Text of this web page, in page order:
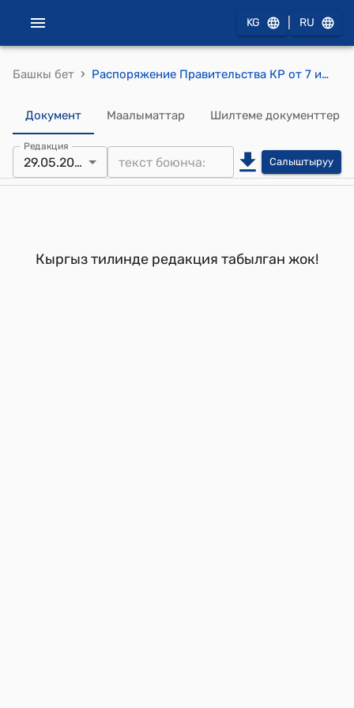
KG RU
Башкы бет › Распоряжение Правительства КР от 7 июня 1999 года №239-р (Утвердить состав Координационного комитета по проекту Азиатского Банка Развития по чрезвычайному займу на ликвидацию последствий стихийного бедствия в Джалал-Абадской и Ошской областях)
Документ Маалыматтар Шилтеме документтер
Редакция
29.05.2001 Салыштыруу
Кыргыз тилинде редакция табылган жок!